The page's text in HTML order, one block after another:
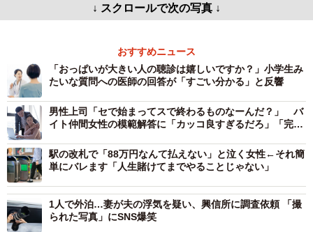
↓ スクロールで次の写真 ↓
おすすめニュース
「おっぱいが大きい人の聴診は嬉しいですか？」小学生み
たいな質問への医師の回答が「すごい分かる」と反響
男性上司「セで始まってスで終わるものなーんだ？」 バ
イト仲間女性の模範解答に「カッコ良すぎるだろ」「完璧
駅の改札で「88万円なんて払えない」と泣く女性←それ簡
単にバレます「人生賭けてまでやることじゃない」
1人で外泊…妻が夫の浮気を疑い、興信所に調査依頼 「撮
られた写真」にSNS爆笑